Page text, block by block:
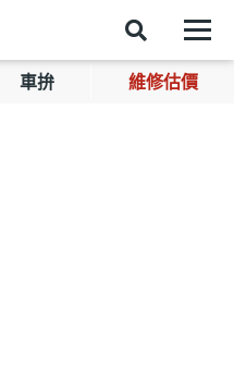
車拚 維修估價